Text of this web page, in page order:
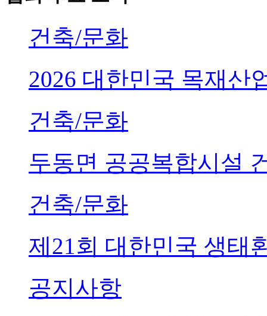
건축/문화
2026 대한민국 목재산
건축/문화
두동면 공공복합시설
건축/문화
제21회 대한민국 생태
공지사항